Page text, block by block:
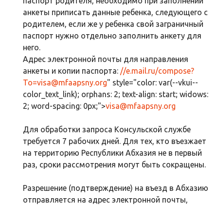
анкеты приписать данные ребенка, следующего с
родителем, если же у ребенка свой заграничный
паспорт нужно отдельно заполнить анкету для
него.
Адрес электронной почты для направления
анкеты и копии паспорта: //e.mail.ru/compose?
To=visa@mfaapsny.org" style="color: var(--vkui--
color_text_link); orphans: 2; text-align: start; widows:
2; word-spacing: 0px;">visa@mfaapsny.org
Для обработки запроса Консульской службе
требуется 7 рабочих дней. Для тех, кто въезжает
на территорию Республики Абхазия не в первый
раз, сроки рассмотрения могут быть сокращены.
Разрешение (подтверждение) на въезд в Абхазию
отправляется на адрес электронной почты,